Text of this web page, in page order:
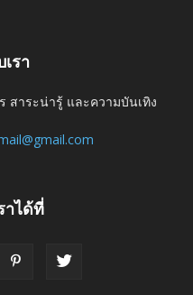
เรา
สาระน่ารู้ และความบันเทิง
าได้ที่